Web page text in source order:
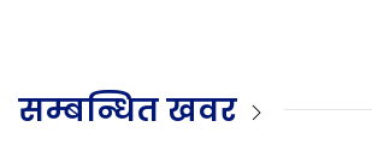
सम्बन्धित खवर